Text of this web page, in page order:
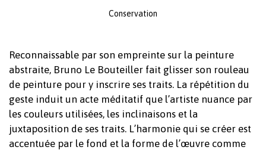
Conservation
Reconnaissable par son empreinte sur la peinture
abstraite, Bruno Le Bouteiller fait glisser son rouleau
de peinture pour y inscrire ses traits. La répétition du
geste induit un acte méditatif que l’artiste nuance par
les couleurs utilisées, les inclinaisons et la
juxtaposition de ses traits. L’harmonie qui se créer est
accentuée par le fond et la forme de l’œuvre comme